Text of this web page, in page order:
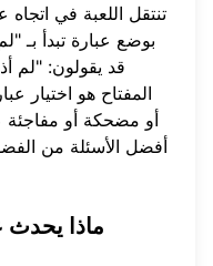
تنتقل اللعبة في
بوضع عبارة تبدأ بـ
قد يقولون:
المفتاح هو اختيار
أو مضحكة أو مفاجئة
أفضل الأسئلة من
ماذا